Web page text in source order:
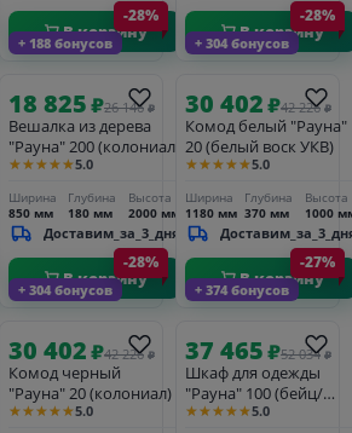
В корзину В корзину
+ 188 бонусов
-28%
18 825₽26 146 ₽
Вешалка из дерева
"Рауна" 200 (колониал)
★★★★★5.0
Ширина
850 мм
Глубина
180 мм
Высота
2000 мм
Доставим_за_3_дня
В корзину
+ 304 бонусов
-28%
30 402₽42 226 ₽
Комод белый "Рауна"
20 (белый воск УКВ)
★★★★★5.0
Ширина
1180 мм
Глубина
370 мм
Высота
1000
В корзину
+ 304 бонусов
-28%
30 402₽42 226 ₽
Комод черный
"Рауна" 20 (колониал)
★★★★★5.0
+ 374 бонусов
-27%
37 465₽52 034 ₽
Шкаф для одежды
"Рауна" 100 (бейц/
масло)
★★★★★5.0